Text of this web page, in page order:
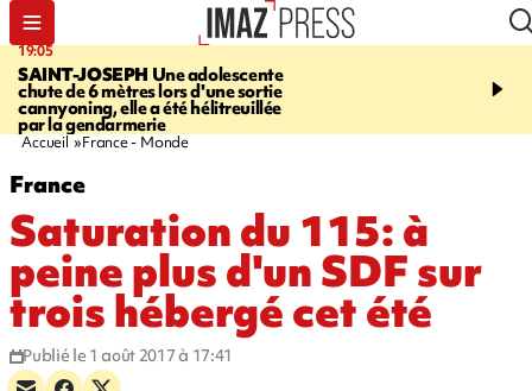
19:05
SAINT-JOSEPH Une adolescente
chute de 6 mètres lors d'une sortie
cannyoning, elle a été hélitreuillée
par la gendarmerie
20:44
rouée de coups,
Accueil France - Monde
France
Saturation du 115: à
peine plus d'un SDF sur
trois hébergé cet été
Publié le 1 août 2017 à 17:41